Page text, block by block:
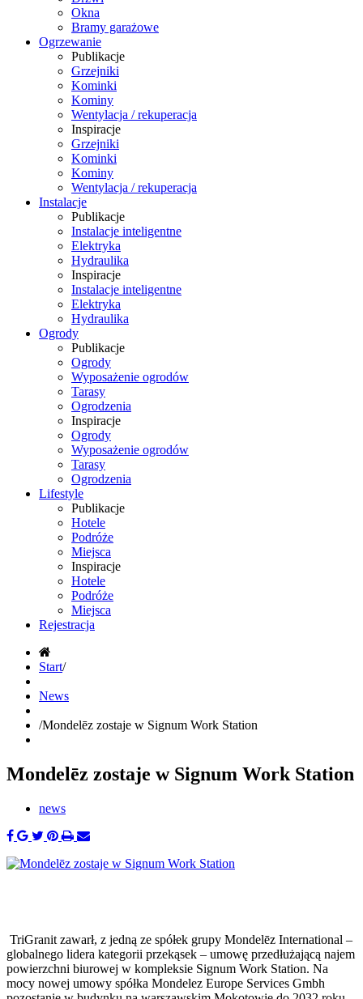
Okna
Bramy garażowe
Ogrzewanie
Publikacje
Grzejniki
Kominki
Kominy
Wentylacja / rekuperacja
Inspiracje
Grzejniki
Kominki
Kominy
Wentylacja / rekuperacja
Instalacje
Publikacje
Instalacje inteligentne
Elektryka
Hydraulika
Inspiracje
Instalacje inteligentne
Elektryka
Hydraulika
Ogrody
Publikacje
Ogrody
Wyposażenie ogrodów
Tarasy
Ogrodzenia
Inspiracje
Ogrody
Wyposażenie ogrodów
Tarasy
Ogrodzenia
Lifestyle
Publikacje
Hotele
Podróże
Miejsca
Inspiracje
Hotele
Podróże
Miejsca
Rejestracja
Start/
News
/Mondelēz zostaje w Signum Work Station
Mondelēz zostaje w Signum Work Station
news
TriGranit zawarł, z jedną ze spółek grupy Mondelēz International –
globalnego lidera kategorii przekąsek – umowę przedłużającą najem
powierzchni biurowej w kompleksie Signum Work Station. Na
mocy nowej umowy spółka Mondelez Europe Services Gmbh